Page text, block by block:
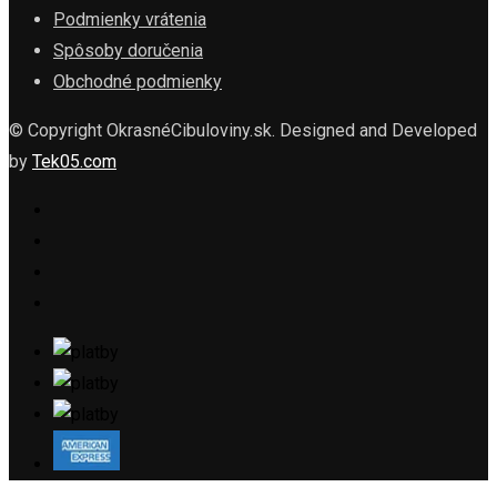
Podmienky vrátenia
Spôsoby doručenia
Obchodné podmienky
© Copyright OkrasnéCibuloviny.sk. Designed and Developed
by Tek05.com